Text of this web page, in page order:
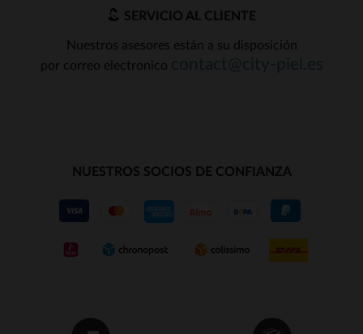
SERVICIO AL CLIENTE
Nuestros asesores están a su disposición
por correo electronico
NUESTROS SOCIOS DE CONFIANZA